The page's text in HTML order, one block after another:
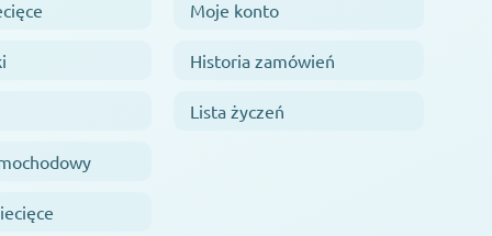
Moje konto
Historia zamówień
Lista życzeń